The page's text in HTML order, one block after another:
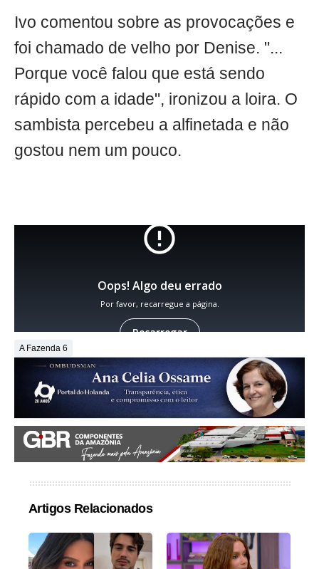
Ivo comentou sobre as provocações e
foi chamado de velho por Denise. "...
Porque você falou que está sendo
rápido com a idade", ironizou a loira. O
sambista percebeu a alfinetada e não
gostou nem um pouco.
A Fazenda 6
Artigos Relacionados